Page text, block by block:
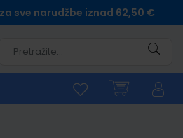
sve narudžbe iznad 62,50 €